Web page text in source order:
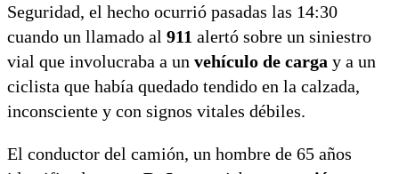
Seguridad, el hecho ocurrió pasadas las 14:30
cuando un llamado al 911 alertó sobre un siniestro
vial que involucraba a un vehículo de carga y a un
ciclista que había quedado tendido en la calzada,
inconsciente y con signos vitales débiles.
El conductor del camión, un hombre de 65 años